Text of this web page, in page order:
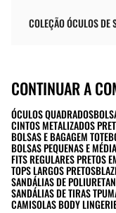
COLEÇÃO ÓCULOS DE
CONTINUAR A
ÓCULOS QUADRADOS
CINTOS METALIZADOS
BOLSAS E BAGAGEM TOTE
BOLSAS PEQUENAS E
FITS REGULARES PRETOS
TOPS LARGOS PRETOS
SANDÁLIAS DE
SANDÁLIAS DE TIRAS TPU
CAMISOLAS BODY